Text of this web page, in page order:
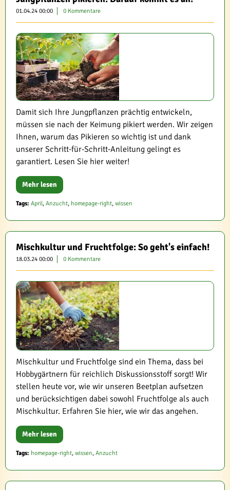
01.04.24 00:00 0 Kommentare
Damit sich Ihre Jungpflanzen prächtig entwickeln,
müssen sie nach der Keimung pikiert werden. Wir zeigen
Ihnen, warum das Pikieren so wichtig ist und dank
unserer Schritt-für-Schritt-Anleitung gelingt es
garantiert. Lesen Sie hier weiter!
Mehr lesen
Tags: April, Anzucht, homepage-right, wissen
Mischkultur und Fruchtfolge: So geht's einfach!
18.03.24 00:00 0 Kommentare
Mischkultur und Fruchtfolge sind ein Thema, dass bei
Hobbygärtnern für reichlich Diskussionsstoff sorgt! Wir
stellen heute vor, wie wir unseren Beetplan aufsetzen
und berücksichtigen dabei sowohl Fruchtfolge als auch
Mischkultur. Erfahren Sie hier, wie wir das angehen.
Mehr lesen
Tags: homepage-right, wissen, Anzucht